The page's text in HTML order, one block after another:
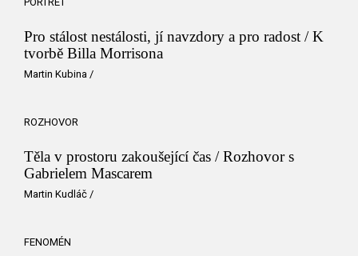
Pro stálost nestálosti, jí navzdory a pro radost / K
tvorbě Billa Morrisona
Martin Kubina /
ROZHOVOR
Těla v prostoru zakoušející čas / Rozhovor s
Gabrielem Mascarem
Martin Kudláč /
FENOMÉN